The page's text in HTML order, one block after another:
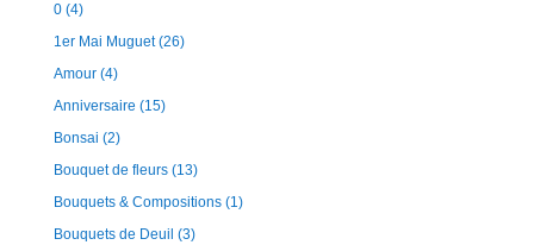
0 (4)
1er Mai Muguet (26)
Amour (4)
Anniversaire (15)
Bonsai (2)
Bouquet de fleurs (13)
Bouquets & Compositions (1)
Bouquets de Deuil (3)